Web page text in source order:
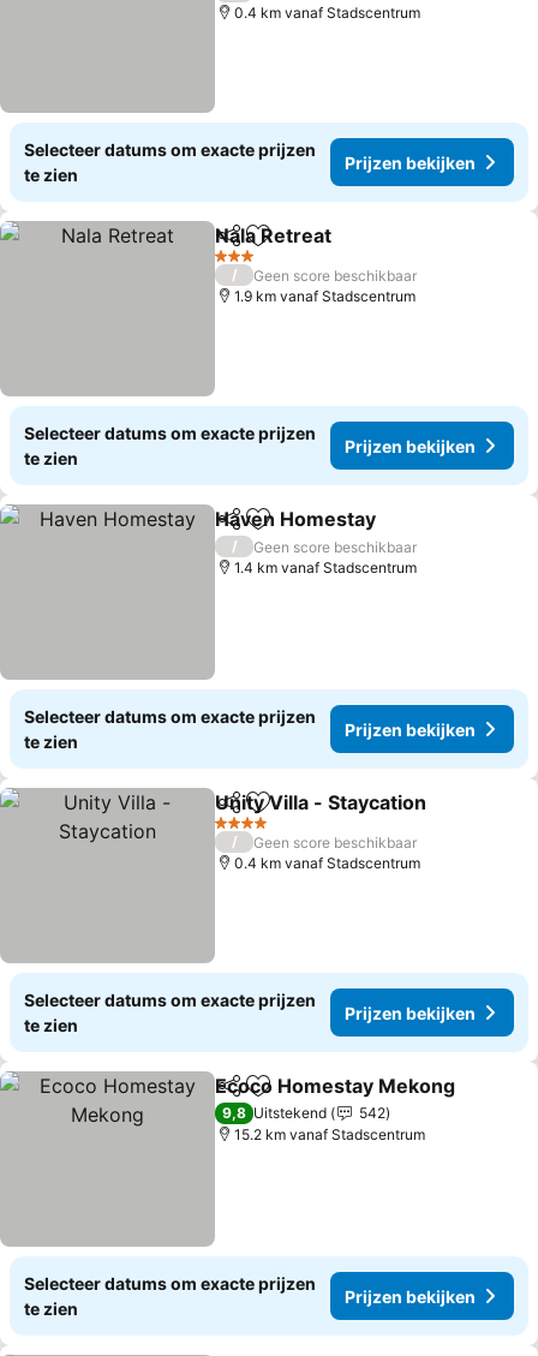
0.4 km vanaf Stadscentrum
Selecteer datums om exacte prijzen
te zien
Prijzen bekijken
DelenToevoegen aan favorieten
Nala Retreat
3 Sterren
/
Geen score beschikbaar
1.9 km vanaf Stadscentrum
Selecteer datums om exacte prijzen
te zien
Prijzen bekijken
DelenToevoegen aan favorieten
Haven Homestay
/
Geen score beschikbaar
1.4 km vanaf Stadscentrum
Selecteer datums om exacte prijzen
te zien
Prijzen bekijken
DelenToevoegen aan favorieten
Unity Villa - Staycation
4 Sterren
/
Geen score beschikbaar
0.4 km vanaf Stadscentrum
Selecteer datums om exacte prijzen
te zien
Prijzen bekijken
DelenToevoegen aan favorieten
Ecoco Homestay Mekong
9,8 Uitstekend
542
15.2 km vanaf Stadscentrum
Selecteer datums om exacte prijzen
te zien
Prijzen bekijken